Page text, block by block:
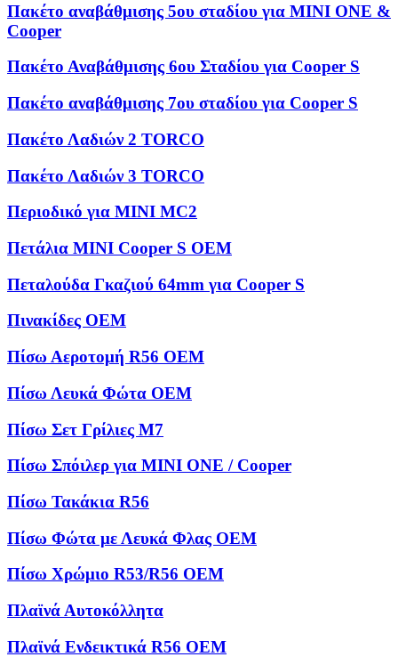
Πακέτο αναβάθμισης 5ου σταδίου για MINI ONE &
Cooper
Πακέτο Αναβάθμισης 6ου Σταδίου για Cooper S
Πακέτο αναβάθμισης 7ου σταδίου για Cooper S
Πακέτο Λαδιών 2 TORCO
Πακέτο Λαδιών 3 TORCO
Περιοδικό για MINI MC2
Πετάλια MINI Cooper S OEM
Πεταλούδα Γκαζιού 64mm για Cooper S
Πινακίδες OEM
Πίσω Αεροτομή R56 OEM
Πίσω Λευκά Φώτα OEM
Πίσω Σετ Γρίλιες M7
Πίσω Σπόιλερ για MINI ONE / Cooper
Πίσω Τακάκια R56
Πίσω Φώτα με Λευκά Φλας OEM
Πίσω Χρώμιο R53/R56 OEM
Πλαϊνά Αυτοκόλλητα
Πλαϊνά Ενδεικτικά R56 OEM